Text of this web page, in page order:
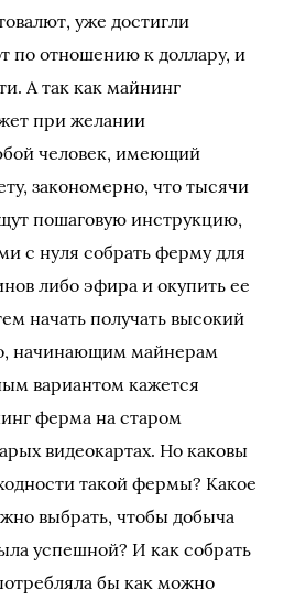
уже достигли
по отношению к доллару, и
А так как майнинг
при желании
человек, имеющий
закономерно, что тысячи
пошаговую инструкцию,
с нуля собрать ферму для
либо эфира и окупить ее
начать получать высокий
начинающим майнерам
вариантом кажется
ферма на старом
видеокартах. Но каковы
такой фермы? Какое
выбрать, чтобы добыча
успешной? И как собрать
бы как можно